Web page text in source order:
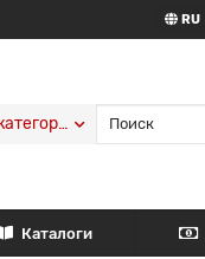
RU
Каталоги